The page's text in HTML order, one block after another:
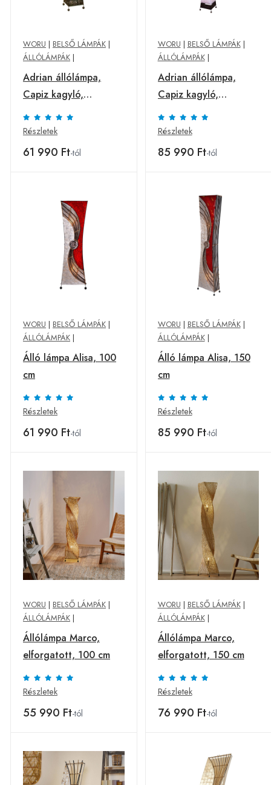
WORU | BELSŐ LÁMPÁK |
ÁLLÓLÁMPÁK |
Adrian állólámpa,
Capiz kagyló,
magasság 100 cm
Részletek
61 990 Ft-tól
WORU | BELSŐ LÁMPÁK|
ÁLLÓLÁMPÁK|
Adrian állólámpa,
Capiz kagyló,
magasság 150 cm
Részletek
85 990 Ft-tól
WORU | BELSŐ LÁMPÁK |
ÁLLÓLÁMPÁK |
Álló lámpa Alisa, 100
cm
Részletek
61 990 Ft-tól
WORU | BELSŐ LÁMPÁK|
ÁLLÓLÁMPÁK|
Álló lámpa Alisa, 150
cm
Részletek
85 990 Ft-tól
WORU | BELSŐ LÁMPÁK |
ÁLLÓLÁMPÁK |
Állólámpa Marco,
elforgatott, 100 cm
Részletek
55 990 Ft-tól
WORU | BELSŐ LÁMPÁK|
ÁLLÓLÁMPÁK|
Állólámpa Marco,
elforgatott, 150 cm
Részletek
76 990 Ft-tól